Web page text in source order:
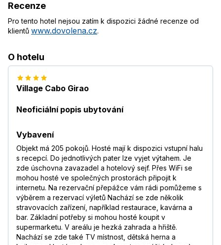
Recenze
Pro tento hotel nejsou zatím k dispozici žádné recenze od
klientů www.dovolena.cz.
O hotelu
Village Cabo Girao
Neoficiální popis ubytování
Vybavení
Objekt má 205 pokojů. Hosté mají k dispozici vstupní halu
s recepcí. Do jednotlivých pater lze vyjet výtahem. Je
zde úschovna zavazadel a hotelový sejf. Přes WiFi se
mohou hosté ve společných prostorách připojit k
internetu. Na rezervační přepážce vám rádi pomůžeme s
výběrem a rezervací výletů Nachází se zde několik
stravovacích zařízení, například restaurace, kavárna a
bar. Základní potřeby si mohou hosté koupit v
supermarketu. V areálu je hezká zahrada a hřiště.
Nachází se zde také TV místnost, dětská herna a